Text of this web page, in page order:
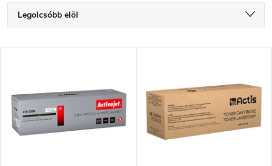
T
e
m
é
Legolcsóbb elöl
e
r